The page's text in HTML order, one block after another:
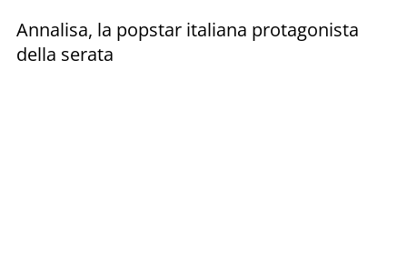
Annalisa, la popstar italiana protagonista
della serata